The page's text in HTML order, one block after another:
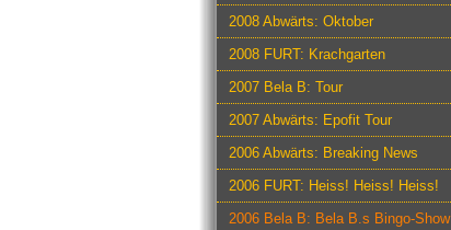
2008 Abwärts: Oktober
2008 FURT: Krachgarten
2007 Bela B: Tour
2007 Abwärts: Epofit Tour
2006 Abwärts: Breaking News
2006 FURT: Heiss! Heiss! Heiss!
2006 Bela B: Bela B.s Bingo-Show